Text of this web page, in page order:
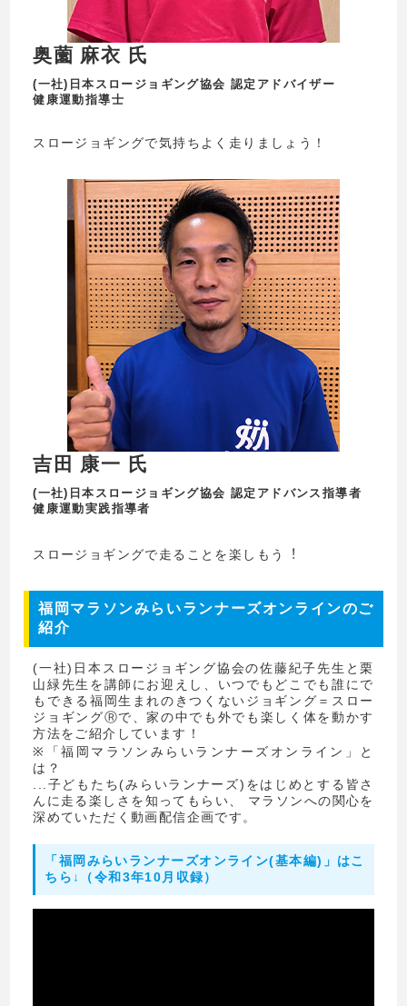
奥薗 麻衣 氏
(一社)日本スロージョギング協会 認定アドバイザー
健康運動指導士
スロージョギングで気持ちよく走りましょう！
吉田 康一 氏
(一社)日本スロージョギング協会 認定アドバンス指導者
健康運動実践指導者
スロージョギングで⾛ることを楽しもう︕
福岡マラソンみらいランナーズオンラインのご
紹介
(一社)日本スロージョギング協会の佐藤紀子先生と栗
山緑先生を講師にお迎えし、いつでもどこでも誰にで
もできる福岡生まれのきつくないジョギング＝スロー
ジョギングⓇで、家の中でも外でも楽しく体を動かす
方法をご紹介しています！
※「福岡マラソンみらいランナーズオンライン」と
は？
...子どもたち(みらいランナーズ)をはじめとする皆さ
んに走る楽しさを知ってもらい、 マラソンへの関心を
深めていただく動画配信企画です。
「福岡みらいランナーズオンライン(基本編)」はこ
ちら↓（令和3年10月収録）